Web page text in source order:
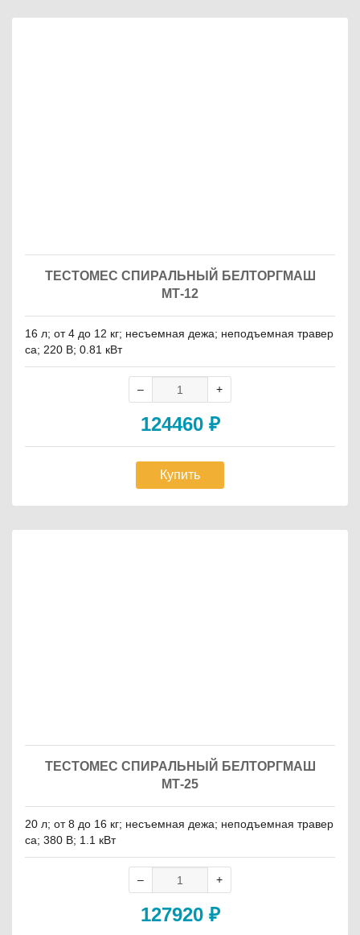
ТЕСТОМЕС СПИРАЛЬНЫЙ БЕЛТОРГМАШ
МТ-12
16 л; от 4 до 12 кг; несъемная дежа; неподъемная травер
са; 220 В; 0.81 кВт
124460 ₽
Купить
ТЕСТОМЕС СПИРАЛЬНЫЙ БЕЛТОРГМАШ
МТ-25
20 л; от 8 до 16 кг; несъемная дежа; неподъемная травер
са; 380 В; 1.1 кВт
127920 ₽